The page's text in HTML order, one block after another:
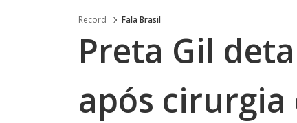
Record Fala Brasil
Preta Gil
após